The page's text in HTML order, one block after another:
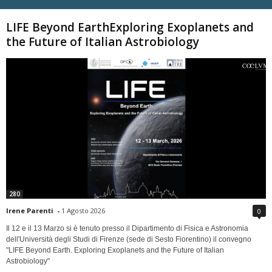
LIFE Beyond EarthExploring Exoplanets and
the Future of Italian Astrobiology
280
Irene Parenti - 1 Agosto 2026 0
Il 12 e il 13 Marzo si è tenuto presso il Dipartimento di Fisica e Astronomia
dell'Università degli Studi di Firenze (sede di Sesto Fiorentino) il convegno
"LIFE Beyond Earth. Exploring Exoplanets and the Future of Italian
Astrobiology"